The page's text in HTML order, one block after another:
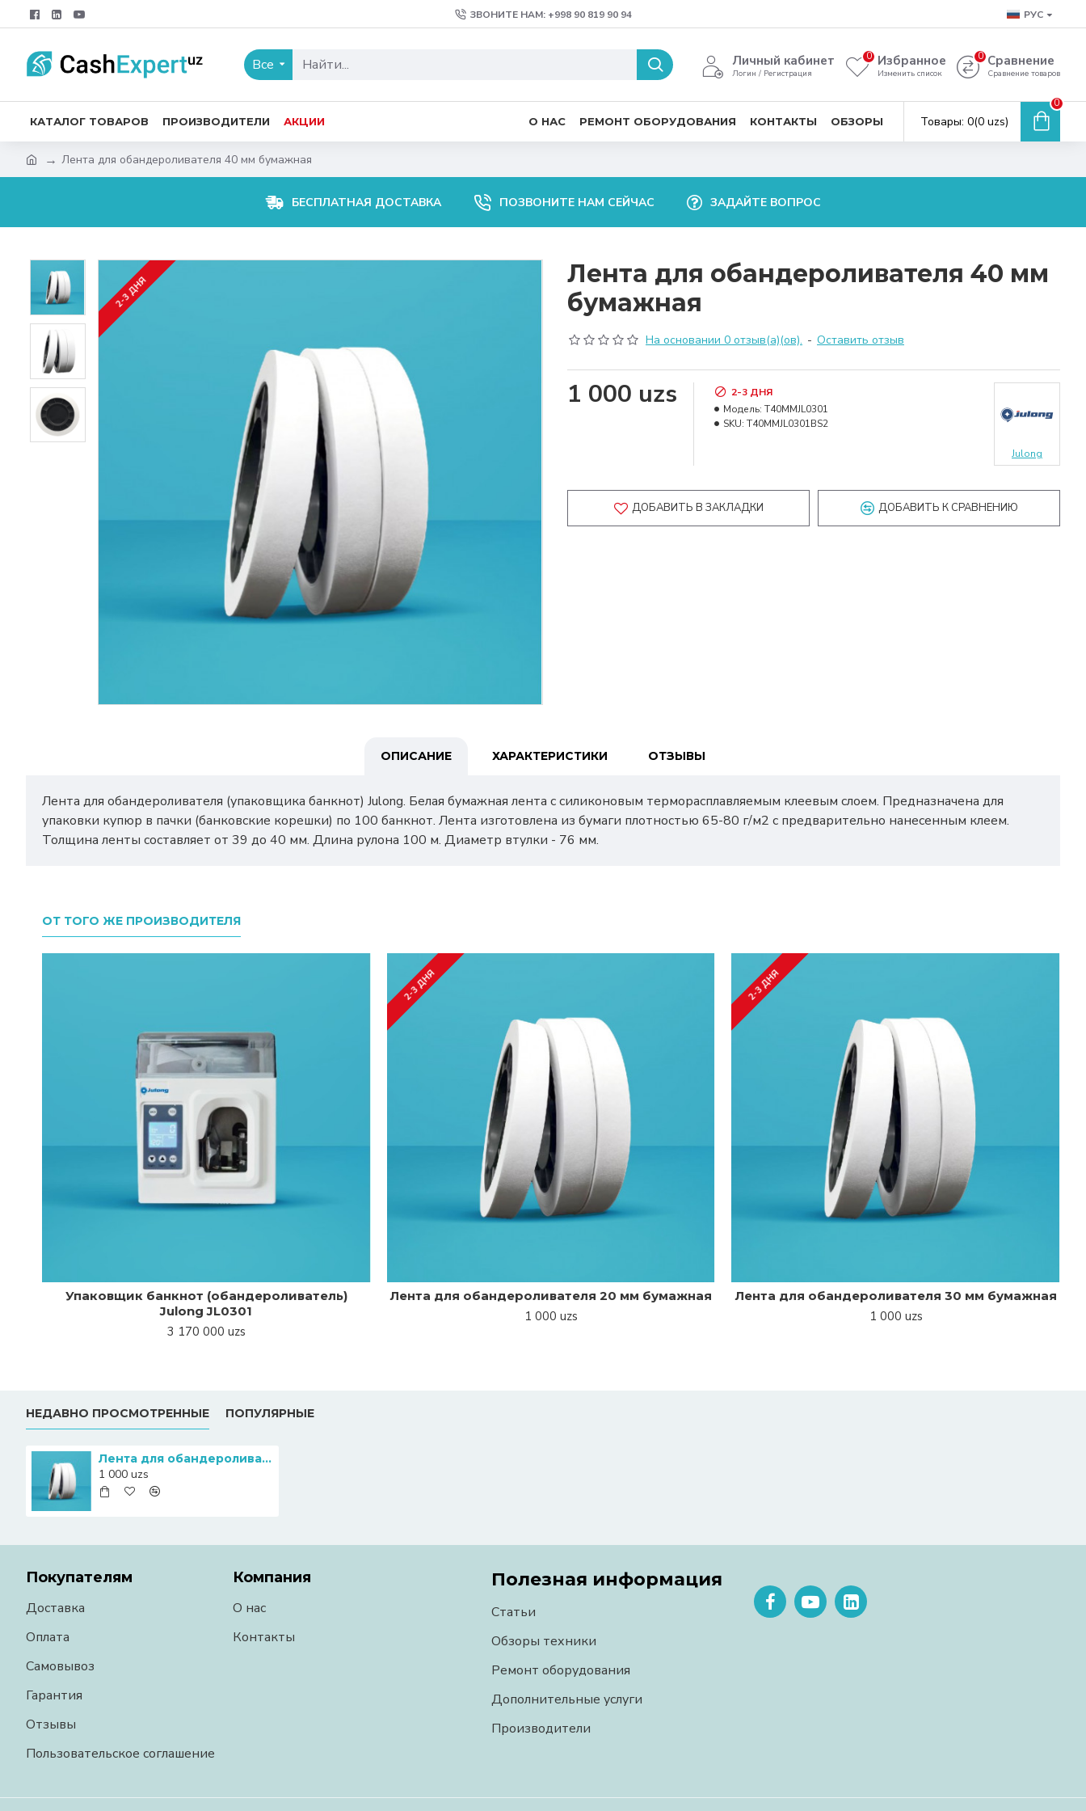
ЗВОНИТЕ НАМ: +998 90 819 90 94 РУС
Все Личный кабинет
Логин / Регистрация
Избранное
Изменить список
0 Сравнение
Сравнение товаров
0
КАТАЛОГ ТОВАРОВ ПРОИЗВОДИТЕЛИ АКЦИИ О НАС РЕМОНТ ОБОРУДОВАНИЯ КОНТАКТЫ ОБЗОРЫ Товары: 0(0 uzs)
0
Лента для обандероливателя 40 мм бумажная
БЕСПЛАТНАЯ ДОСТАВКА ПОЗВОНИТЕ НАМ СЕЙЧАС ЗАДАЙТЕ ВОПРОС
2-3 ДНЯ
Лента для обандероливателя 40 мм
бумажная
На основании 0 отзыв(а)(ов). - Оставить отзыв
1 000 uzs
2-3 ДНЯ
Модель: T40MMJL0301
SKU: T40MMJL0301BS2
Julong
ДОБАВИТЬ В ЗАКЛАДКИ ДОБАВИТЬ К СРАВНЕНИЮ
ОПИСАНИЕ ХАРАКТЕРИСТИКИ ОТЗЫВЫ
Лента для обандероливателя (упаковщика банкнот) Julong. Белая бумажная лента с силиконовым терморасплавляемым клеевым слоем. Предназначена для
упаковки купюр в пачки (банковские корешки) по 100 банкнот. Лента изготовлена из бумаги плотностью 65-80 г/м2 с предварительно нанесенным клеем.
Толщина ленты составляет от 39 до 40 мм. Длина рулона 100 м. Диаметр втулки - 76 мм.
ОТ ТОГО ЖЕ ПРОИЗВОДИТЕЛЯ
Упаковщик банкнот (обандероливатель)
Julong JL0301
3 170 000 uzs
2-3 ДНЯ
Лента для обандероливателя 20 мм бумажная
1 000 uzs
2-3 ДНЯ
Лента для обандероливателя 30 мм бумажная
1 000 uzs
НЕДАВНО ПРОСМОТРЕННЫЕ ПОПУЛЯРНЫЕ
Лента для обандероливателя 40 мм бумажная
1 000 uzs
Покупателям
Доставка
Оплата
Самовывоз
Гарантия
Отзывы
Пользовательское соглашение
Компания
О нас
Контакты
Полезная информация
Статьи
Обзоры техники
Ремонт оборудования
Дополнительные услуги
Производители